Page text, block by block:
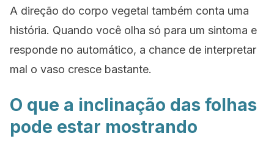
A direção do corpo vegetal também conta uma
história. Quando você olha só para um sintoma e
responde no automático, a chance de interpretar
mal o vaso cresce bastante.
O que a inclinação das folhas
pode estar mostrando